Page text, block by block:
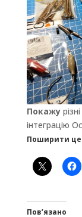
Покажу
інтеграцію
Поширити
Пов’язано